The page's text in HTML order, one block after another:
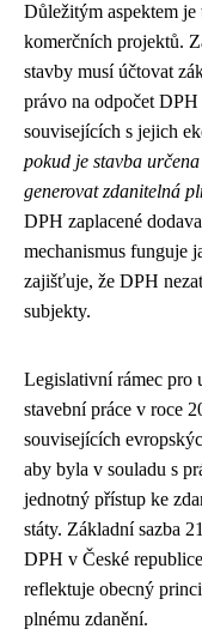
Důležitým aspektem
komerčních projektů.
stavby musí účtovat
právo na odpočet
souvisejících s jejich
pokud je stavba
generovat zdanitelná
DPH zaplacené
mechanismus funguje
zajišťuje, že DPH
subjekty.
Legislativní rámec pro
stavební práce v roce
souvisejících
aby byla v souladu s
jednotný přístup ke
státy. Základní sazba
DPH v České
reflektuje obecný
plnému zdanění.